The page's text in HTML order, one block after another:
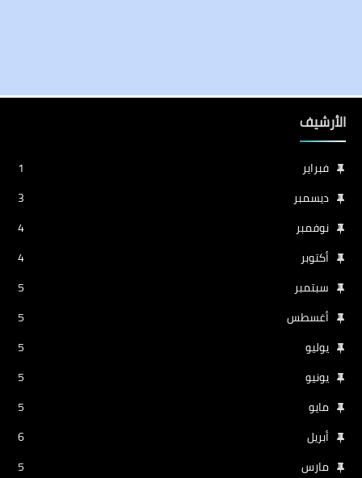
الأرشيف
فبراير
1
ديسمبر
3
نوفمبر
4
أكتوبر
4
سبتمبر
5
أغسطس
5
يوليو
5
يونيو
5
مايو
5
أبريل
6
مارس
5